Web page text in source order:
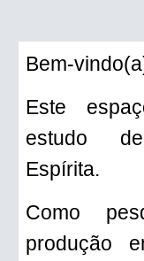
Bem-
Este
estudo
Espírita.
Como
produção